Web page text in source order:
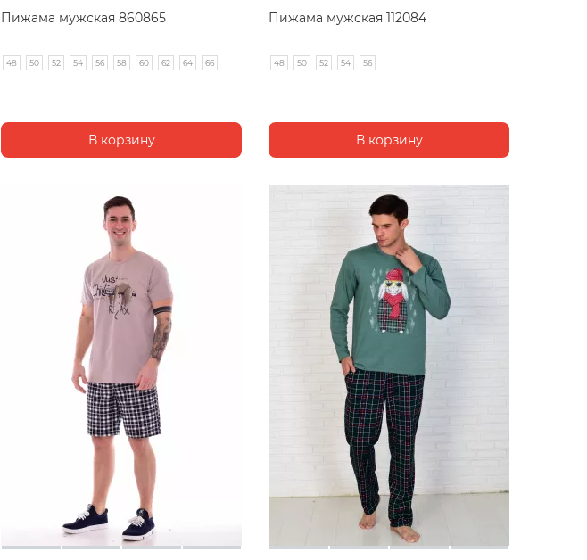
Пижама мужская 860865
48 50 52 54 56 58 60 62 64 66
Пижама мужская 112084
48 50 52 54 56